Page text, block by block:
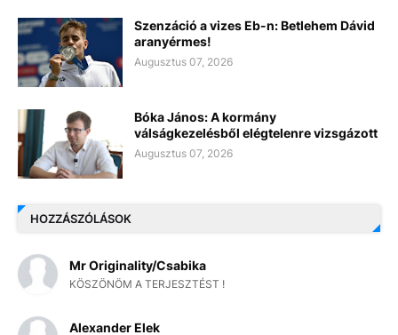
Szenzáció a vizes Eb-n: Betlehem Dávid
aranyérmes!
Augusztus 07, 2026
Bóka János: A kormány
válságkezelésből elégtelenre vizsgázott
Augusztus 07, 2026
HOZZÁSZÓLÁSOK
Mr Originality/Csabika
KÖSZÖNÖM A TERJESZTÉST !
Alexander Elek